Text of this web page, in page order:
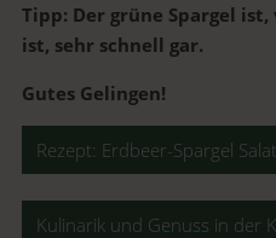
Tipp: Der grüne Spargel
ist, sehr schnell gar.
Gutes Gelingen!
Rezept: Erdbeer-Spargel
Kulinarik und Genuss in der